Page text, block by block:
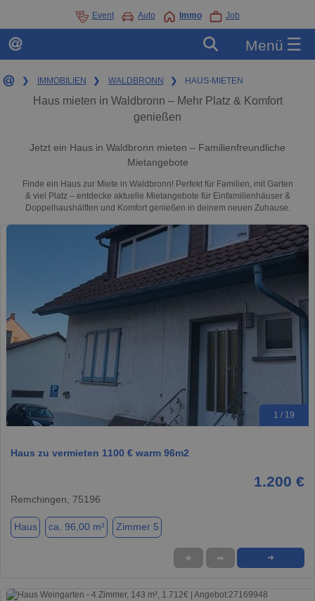
Event Auto Immo Job
Menü ☰
❯ IMMOBILIEN ❯ WALDBRONN ❯ HAUS-MIETEN
Haus mieten in Waldbronn – Mehr Platz & Komfort
genießen
Jetzt ein Haus in Waldbronn mieten – Familienfreundliche
Mietangebote
Finde ein Haus zur Miete in Waldbronn! Perfekt für Familien, mit Garten
& viel Platz – entdecke aktuelle Mietangebote für Einfamilienhäuser &
Doppelhaushälften und Komfort genießen in deinem neuen Zuhause.
1 / 19
Haus zu vermieten 1100 € warm 96m2
1.200 €
Remchingen, 75196
Haus ca. 96,00 m² Zimmer 5
★ ➦ ➜